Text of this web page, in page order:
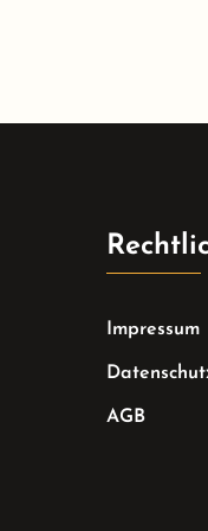
Impressum
AGB